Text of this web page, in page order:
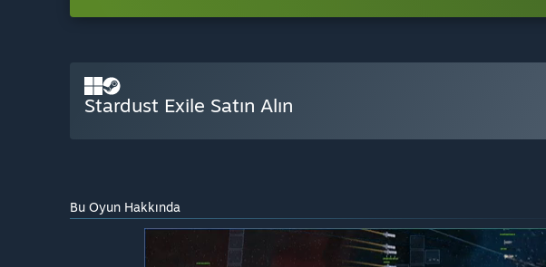
Stardust Exile Satın Alın
Bu Oyun Hakkında